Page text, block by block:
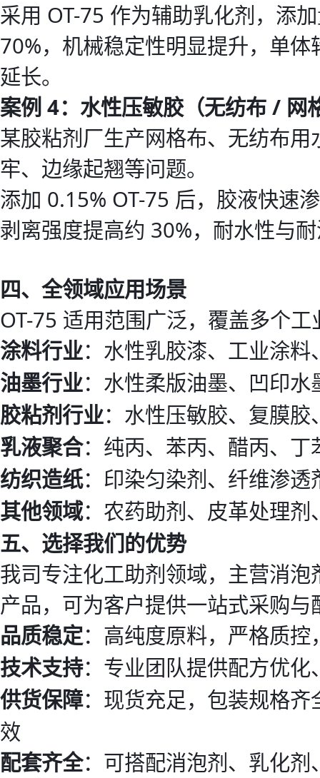
采用 OT-75 作为辅助乳化剂，添
70%，机械稳定性明显提升，单
延长。
案例 4：水性压敏胶（无纺布 / 网
某胶粘剂厂生产网格布、无纺布
牢、边缘起翘等问题。
添加 0.15% OT-75 后，胶液快速
剥离强度提高约 30%，耐水性与
四、全领域应用场景
OT-75 适用范围广泛，覆盖多个工
涂料行业：水性乳胶漆、工业涂
油墨行业：水性柔版油墨、凹印
胶粘剂行业：水性压敏胶、复膜
乳液聚合：纯丙、苯丙、醋丙、丁
纺织造纸：印染匀染剂、纤维渗
其他领域：农药助剂、皮革处理
五、选择我们的优势
我司专注化工助剂领域，主营消
产品，可为客户提供一站式采购与
品质稳定：高纯度原料，严格质
技术支持：专业团队提供配方优
供货保障：现货充足，包装规格
效
配套齐全：可搭配消泡剂、乳化